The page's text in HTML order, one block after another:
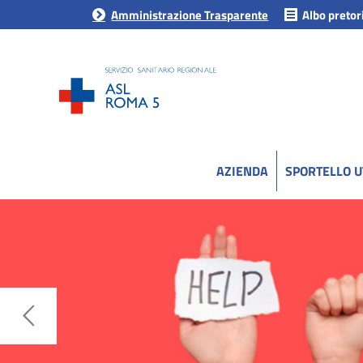
Amministrazione Trasparente Albo
AZIENDA SPORTELLO